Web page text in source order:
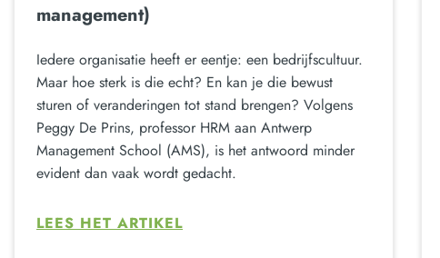
management)
Iedere organisatie heeft er eentje: een bedrijfscultuur.
Maar hoe sterk is die echt? En kan je die bewust
sturen of veranderingen tot stand brengen? Volgens
Peggy De Prins, professor HRM aan Antwerp
Management School (AMS), is het antwoord minder
evident dan vaak wordt gedacht.
LEES HET ARTIKEL